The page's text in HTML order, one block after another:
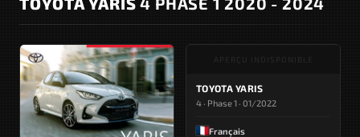
APERÇU INDISPONIBLE
TOYOTA YARIS
4 · Phase 1 · 01/2022
Français